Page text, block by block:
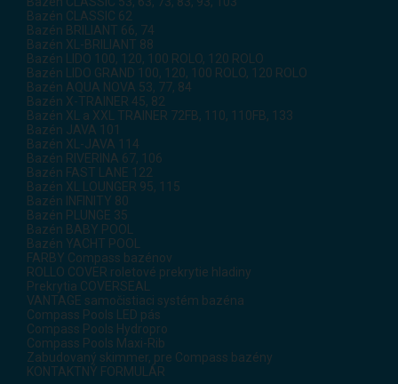
Bazén CLASSIC 62
Bazén BRILIANT 66, 74
Bazén XL-BRILIANT 88
Bazén LIDO 100, 120, 100 ROLO, 120 ROLO
Bazén LIDO GRAND 100, 120, 100 ROLO, 120 ROLO
Bazén AQUA NOVA 53, 77, 84
Bazén X-TRAINER 45, 82
Bazén XL a XXL TRAINER 72FB, 110, 110FB, 133
Bazén JAVA 101
Bazén XL-JAVA 114
Bazén RIVERINA 67, 106
Bazén FAST LANE 122
Bazén XL LOUNGER 95, 115
Bazén INFINITY 80
Bazén PLUNGE 35
Bazén BABY POOL
Bazén YACHT POOL
FARBY Compass bazénov
ROLLO COVER roletové prekrytie hladiny
Prekrytia COVERSEAL
VANTAGE samočistiaci systém bazéna
Compass Pools LED pás
Compass Pools Hydropro
Compass Pools Maxi-Rib
Zabudovaný skimmer, pre Compass bazény
KONTAKTNÝ FORMULÁR